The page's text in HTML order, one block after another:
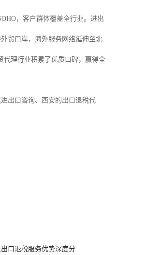
，客户群体覆盖全行业。进出
贸口岸，海外服务网络延伸至北
代理行业积累了优质口碑，赢得全
出口咨询、西安的出口退税代
口退税服务优势深度分